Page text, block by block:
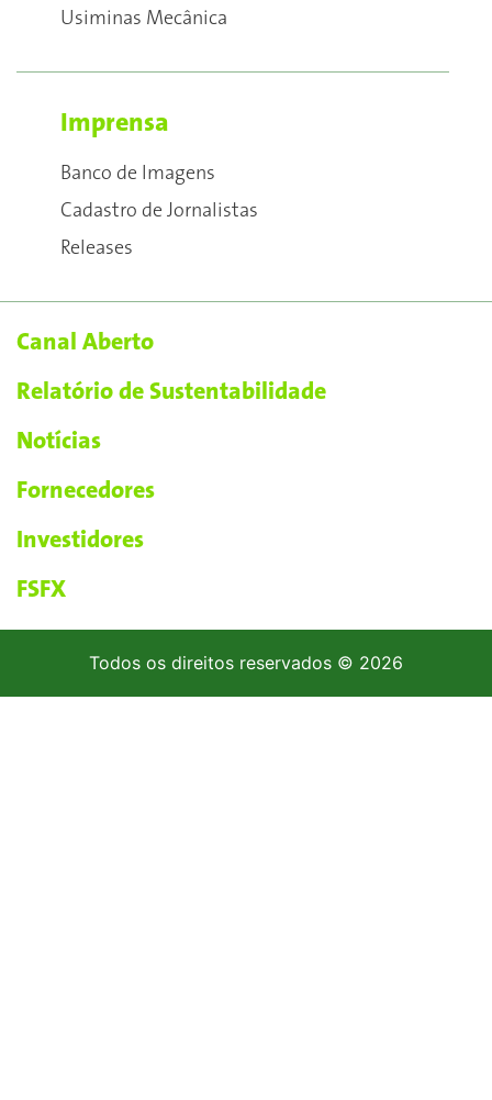
Usiminas Mecânica
Imprensa
Banco de Imagens
Cadastro de Jornalistas
Releases
Canal Aberto
Relatório de Sustentabilidade
Notícias
Fornecedores
Investidores
FSFX
Todos os direitos reservados © 2026